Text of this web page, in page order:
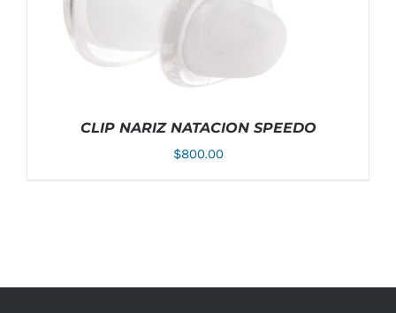
PRODUCTO
CLIP NARIZ NATACION SPEEDO
$800.00